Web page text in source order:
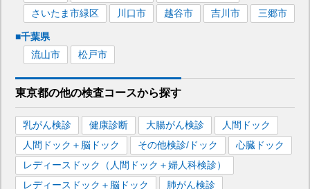
さいたま市緑区
川口市 越谷市 吉川市 三郷市
■千葉県
流山市
松戸市
東京都の他の検査コースから探す
乳がん検診 健康診断 大腸がん検診
人間ドック
人間ドック＋脳ドック
その他検診/ドック
心臓ドック
レディースドック（人間ドック＋婦人科検診）
レディースドック＋脳ドック
肺がん検診